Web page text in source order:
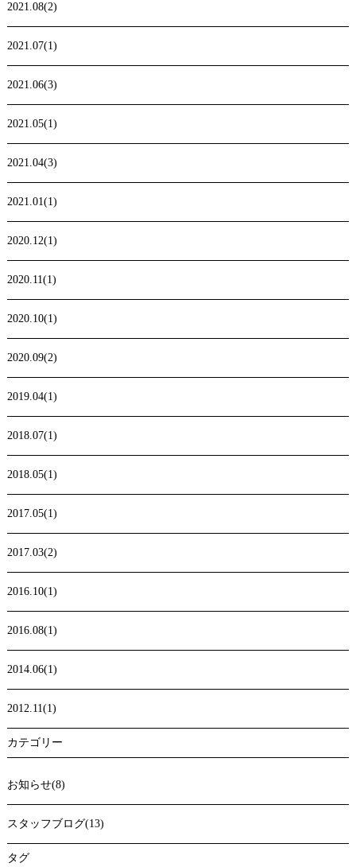
2021.08(2)
2021.07(1)
2021.06(3)
2021.05(1)
2021.04(3)
2021.01(1)
2020.12(1)
2020.11(1)
2020.10(1)
2020.09(2)
2019.04(1)
2018.07(1)
2018.05(1)
2017.05(1)
2017.03(2)
2016.10(1)
2016.08(1)
2014.06(1)
2012.11(1)
カテゴリー
お知らせ(8)
スタッフブログ(13)
タグ